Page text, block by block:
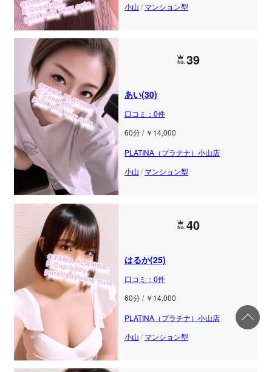
小山 /マンション型
39
あい(30)
口コミ：0件
60分 / ￥14,000
PLATINA（プラチナ）小山店
小山 /マンション型
40
はるか(25)
口コミ：0件
60分 / ￥14,000
PLATINA（プラチナ）小山店
小山 /マンション型